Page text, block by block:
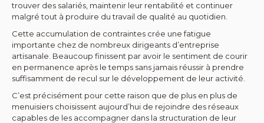
trouver des salariés, maintenir leur rentabilité et continuer
malgré tout à produire du travail de qualité au quotidien.
Cette accumulation de contraintes crée une fatigue
importante chez de nombreux dirigeants d’entreprise
artisanale. Beaucoup finissent par avoir le sentiment de courir
en permanence après le temps sans jamais réussir à prendre
suffisamment de recul sur le développement de leur activité.
C’est précisément pour cette raison que de plus en plus de
menuisiers choisissent aujourd’hui de rejoindre des réseaux
capables de les accompagner dans la structuration de leur